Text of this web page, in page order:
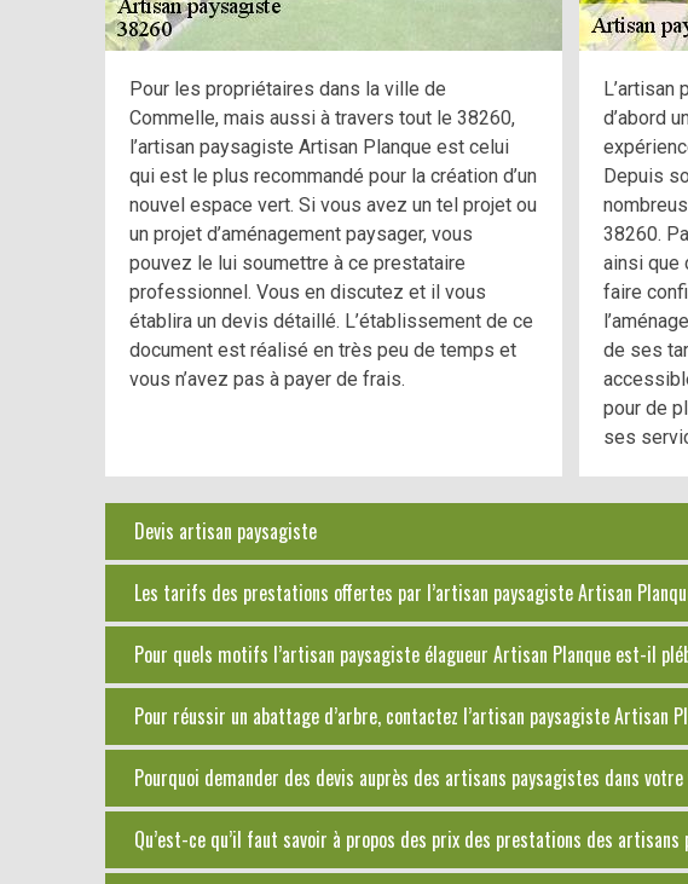
Pour les propriétaires dans la ville de
Commelle, mais aussi à travers tout le 38260,
l’artisan paysagiste Artisan Planque est celui
qui est le plus recommandé pour la création d’un
nouvel espace vert. Si vous avez un tel projet ou
un projet d’aménagement paysager, vous
pouvez le lui soumettre à ce prestataire
professionnel. Vous en discutez et il vous
établira un devis détaillé. L’établissement de ce
document est réalisé en très peu de temps et
vous n’avez pas à payer de frais.
L’artisan
d’abord
Depuis
38260.
ainsi que
faire
de ses
pour de
ses
Devis artisan paysagiste
Les tarifs des prestations offertes par l’artisan paysagiste Artisan
Pour quels motifs l’artisan paysagiste élagueur Artisan Planque est-il
Pour réussir un abattage d’arbre, contactez l’artisan paysagiste Artisan
Pourquoi demander des devis auprès des artisans paysagistes dans
Qu’est-ce qu’il faut savoir à propos des prix des prestations des artisans